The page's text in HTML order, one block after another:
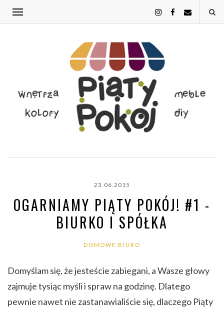
23.06.2015
OGARNIAMY PIĄTY POKÓJ! #1 -
BIURKO I SPÓŁKA
DOMOWE BIURO
Domyślam się, że jesteście zabiegani, a Wasze głowy
zajmuje tysiąc myśli i spraw na godzinę. Dlatego
pewnie nawet nie zastanawialiście się, dlaczego Piąty